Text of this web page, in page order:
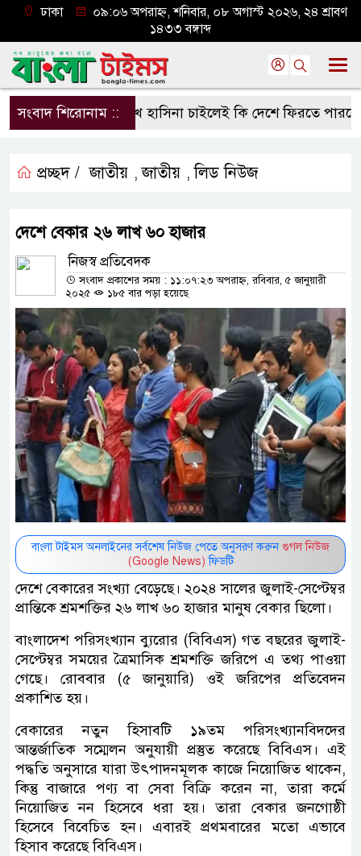
ঢাকা
০৯:০৬ অপরাহ্ন, শনিবার, ০৮ অগাস্ট ২০২৬, ২৪ শ্রাবণ
১৪৩৩ বঙ্গাব্দ
সংবাদ শিরোনাম ::শেখ হাসিনা চাইলেই কি দেশে ফিরতে পারবেন?
প্রচ্ছদ / জাতীয় ,জাতীয় ,লিড নিউজ
দেশে বেকার ২৬ লাখ ৬০ হাজার
নিজস্ব প্রতিবেদক
সংবাদ প্রকাশের সময় : ১১:০৭:২৩ অপরাহ্ন, রবিবার, ৫ জানুয়ারী
২০২৫
১৮৫ বার পড়া হয়েছে
বাংলা টাইমস অনলাইনের সর্বশেষ নিউজ পেতে অনুসরণ করুন গুগল নিউজ
(Google News) ফিডটি
দেশে বেকারের সংখ্যা বেড়েছে। ২০২৪ সালের জুলাই-সেপ্টেম্বর
প্রান্তিকে শ্রমশক্তির ২৬ লাখ ৬০ হাজার মানুষ বেকার ছিলো।
বাংলাদেশ পরিসংখ্যান ব্যুরোর (বিবিএস) গত বছরের জুলাই-
সেপ্টেম্বর সময়ের ত্রৈমাসিক শ্রমশক্তি জরিপে এ তথ্য পাওয়া
গেছে। রোববার (৫ জানুয়ারি) ওই জরিপের প্রতিবেদন
প্রকাশিত হয়।
বেকারের নতুন হিসাবটি ১৯তম পরিসংখ্যানবিদদের
আন্তর্জাতিক সম্মেলন অনুযায়ী প্রস্তুত করেছে বিবিএস। এই
পদ্ধতি অনুসারে যারা উৎপাদনমূলক কাজে নিয়োজিত থাকেন,
কিন্তু বাজারে পণ্য বা সেবা বিক্রি করেন না, তারা কর্মে
নিয়োজিত নন হিসেবে ধরা হয়। তারা বেকার জনগোষ্ঠী
হিসেবে বিবেচিত হন। এবারই প্রথমবারের মতো এভাবে
হিসাব করেছে বিবিএস।